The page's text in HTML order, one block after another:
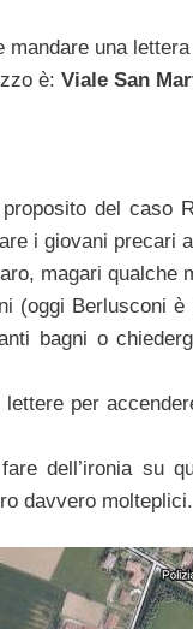
una
è: Viale San
del caso
i giovani
magari qualche
(oggi Berlusconi
bagni o
per
dell’ironia su
davvero molteplici.